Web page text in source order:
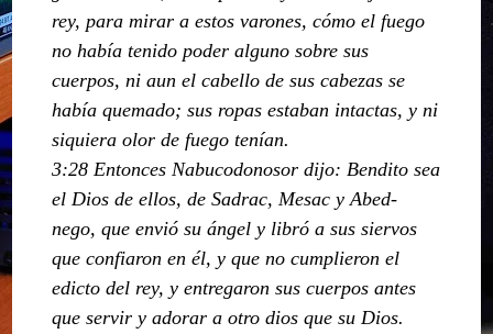
rey, para mirar a estos varones, cómo el fuego
no había tenido poder alguno sobre sus
cuerpos, ni aun el cabello de sus cabezas se
había quemado; sus ropas estaban intactas, y ni
siquiera olor de fuego tenían.
3:28 Entonces Nabucodonosor dijo: Bendito sea
el Dios de ellos, de Sadrac, Mesac y Abed-
nego, que envió su ángel y libró a sus siervos
que confiaron en él, y que no cumplieron el
edicto del rey, y entregaron sus cuerpos antes
que servir y adorar a otro dios que su Dios.